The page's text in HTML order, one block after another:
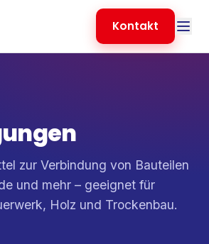
Kontakt
zur Verbindung von Bauteilen
und mehr – geeignet für
Holz und Trockenbau.